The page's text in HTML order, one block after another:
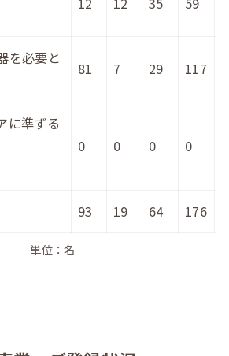
を必要と
81 7 29 117
に準ずる
0 0 0 0
93 19 64 176
単位：名